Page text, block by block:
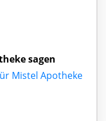
sagen
Mistel Apotheke